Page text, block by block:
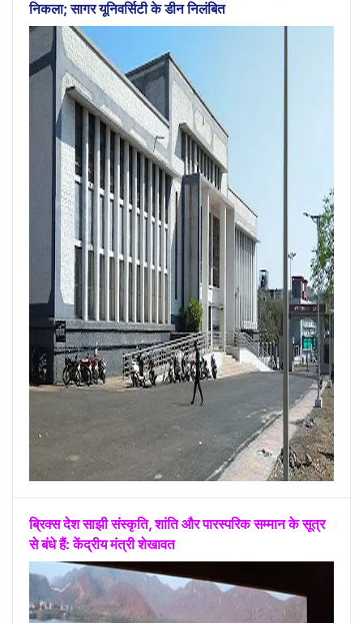
निकला; सागर यूनिवर्सिटी के डीन निलंबित
ब्रिक्स देश साझी संस्कृति, शांति और पारस्परिक सम्मान के सूत्र
से बंधे हैं: केंद्रीय मंत्री शेखावत